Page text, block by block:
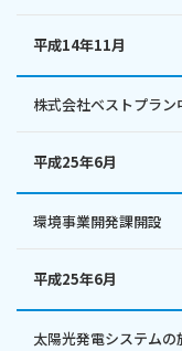
平成14年11月
株式会社ベストプラン
平成25年6月
環境事業開発課開設
平成25年6月
太陽光発電システム